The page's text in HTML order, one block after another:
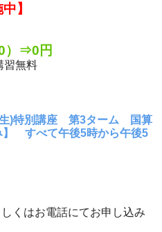
】
）⇒0円
習無料
)特別講座 第3ターム 国算
すべて午後5時から午後5
くはお電話にてお申し込み